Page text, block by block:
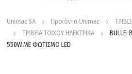
Unimac SA Προϊόντα Unimac
ΤΡΙΒΕΙΑ ΤΟΙΧΟΥ ΗΛΕΚΤΡΙΚΑ
BULLE:
550W ΜΕ ΦΩΤΙΣΜΟ LED